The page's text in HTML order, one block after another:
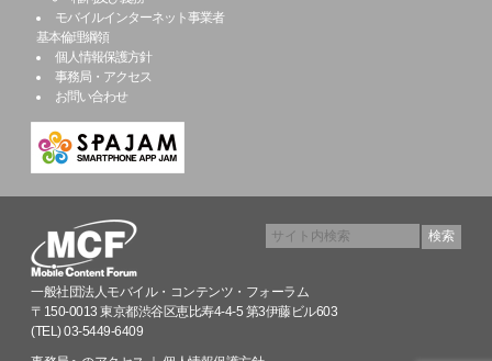
モバイルインターネット事業者
基本倫理綱領
個人情報保護方針
事務局・アクセス
お問い合わせ
一般社団法人モバイル・コンテンツ・フォーラム
〒150-0013 東京都渋谷区恵比寿4-4-5 第3伊藤ビル603
(TEL) 03-5449-6409